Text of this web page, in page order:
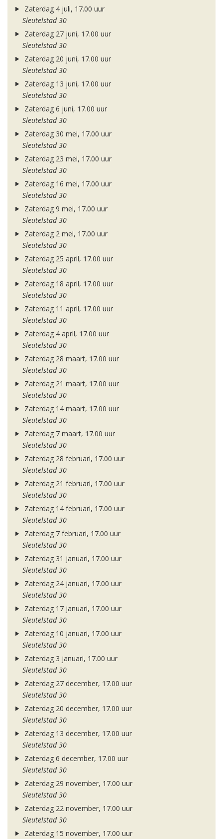
Zaterdag 4 juli, 17.00 uur
Sleutelstad 30
Zaterdag 27 juni, 17.00 uur
Sleutelstad 30
Zaterdag 20 juni, 17.00 uur
Sleutelstad 30
Zaterdag 13 juni, 17.00 uur
Sleutelstad 30
Zaterdag 6 juni, 17.00 uur
Sleutelstad 30
Zaterdag 30 mei, 17.00 uur
Sleutelstad 30
Zaterdag 23 mei, 17.00 uur
Sleutelstad 30
Zaterdag 16 mei, 17.00 uur
Sleutelstad 30
Zaterdag 9 mei, 17.00 uur
Sleutelstad 30
Zaterdag 2 mei, 17.00 uur
Sleutelstad 30
Zaterdag 25 april, 17.00 uur
Sleutelstad 30
Zaterdag 18 april, 17.00 uur
Sleutelstad 30
Zaterdag 11 april, 17.00 uur
Sleutelstad 30
Zaterdag 4 april, 17.00 uur
Sleutelstad 30
Zaterdag 28 maart, 17.00 uur
Sleutelstad 30
Zaterdag 21 maart, 17.00 uur
Sleutelstad 30
Zaterdag 14 maart, 17.00 uur
Sleutelstad 30
Zaterdag 7 maart, 17.00 uur
Sleutelstad 30
Zaterdag 28 februari, 17.00 uur
Sleutelstad 30
Zaterdag 21 februari, 17.00 uur
Sleutelstad 30
Zaterdag 14 februari, 17.00 uur
Sleutelstad 30
Zaterdag 7 februari, 17.00 uur
Sleutelstad 30
Zaterdag 31 januari, 17.00 uur
Sleutelstad 30
Zaterdag 24 januari, 17.00 uur
Sleutelstad 30
Zaterdag 17 januari, 17.00 uur
Sleutelstad 30
Zaterdag 10 januari, 17.00 uur
Sleutelstad 30
Zaterdag 3 januari, 17.00 uur
Sleutelstad 30
Zaterdag 27 december, 17.00 uur
Sleutelstad 30
Zaterdag 20 december, 17.00 uur
Sleutelstad 30
Zaterdag 13 december, 17.00 uur
Sleutelstad 30
Zaterdag 6 december, 17.00 uur
Sleutelstad 30
Zaterdag 29 november, 17.00 uur
Sleutelstad 30
Zaterdag 22 november, 17.00 uur
Sleutelstad 30
Zaterdag 15 november, 17.00 uur